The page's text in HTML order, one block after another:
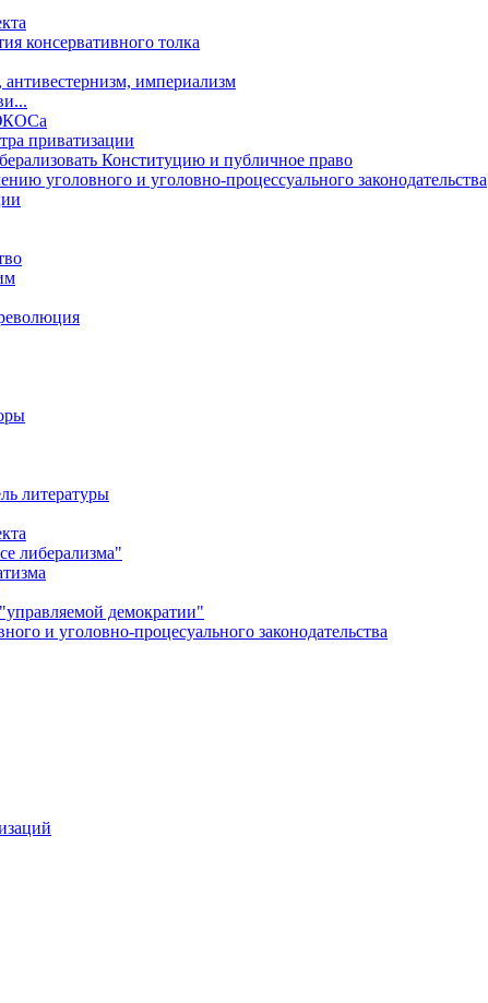
консервативного толка
империализм
приватизации
Конституцию и публичное право
уголовного и уголовно-процессуального законодательства
литературы
либерализма"
демократии"
и уголовно-процесуального законодательства